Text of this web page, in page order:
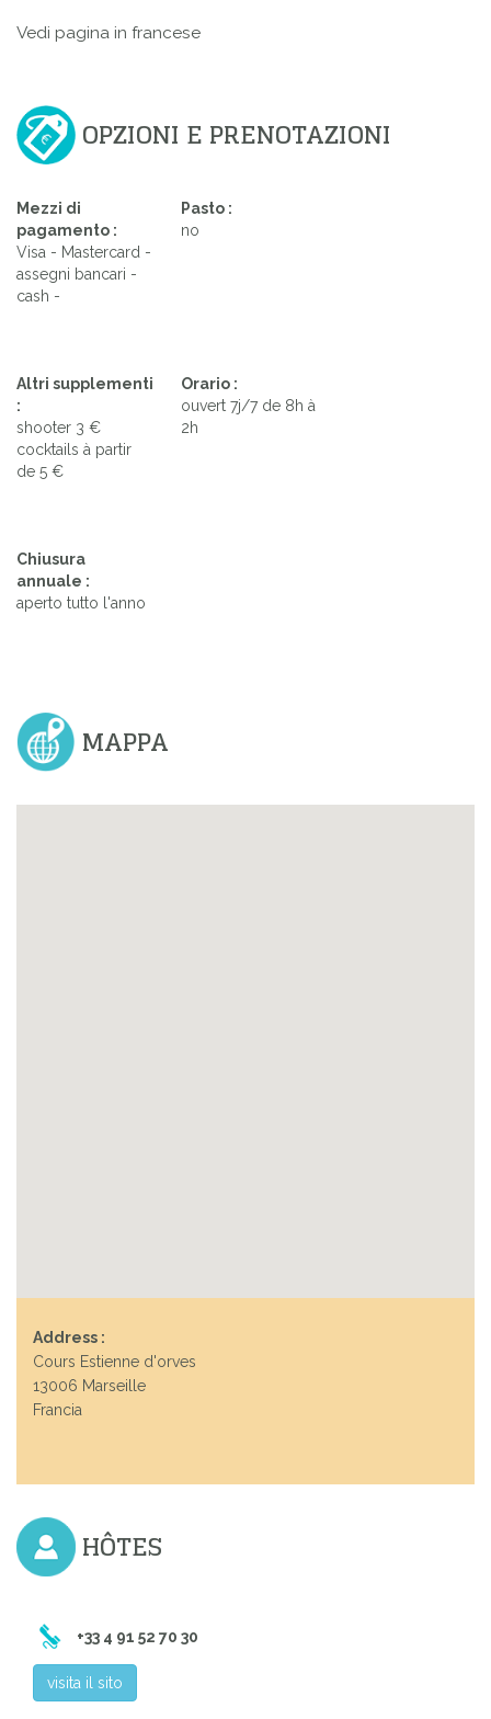
Vedi pagina in francese
OPZIONI E PRENOTAZIONI
Mezzi di
pagamento :
Visa - Mastercard -
assegni bancari -
cash -
Pasto :
no
Altri supplementi
:
shooter 3 €
cocktails à partir
de 5 €
Orario :
ouvert 7j/7 de 8h à
2h
Chiusura
annuale :
aperto tutto l'anno
MAPPA
Address :
Cours Estienne d'orves
13006 Marseille
Francia
HÔTES
+33 4 91 52 70 30
visita il sito